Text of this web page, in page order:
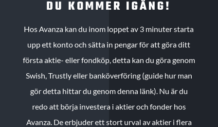
DU KOMMER IGÅNG!
Hos Avanza kan du inom loppet av 3 minuter starta
upp ett konto och sätta in pengar för att göra ditt
första aktie- eller fondköp, detta kan du göra genom
Swish, Trustly eller banköverföring (guide hur man
gör detta hittar du genom denna länk). Nu är du
redo att börja investera i aktier och fonder hos
Avanza. De erbjuder ett stort urval av aktier i flera